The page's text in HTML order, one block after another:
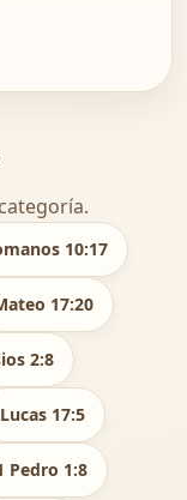
10:17
17:20
2:8
Lucas 17:5
Pedro 1:8